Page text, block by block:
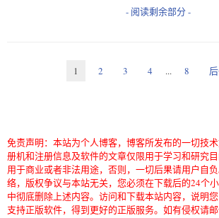
- 阅读剩余部分 -
1 2 3 4 ... 8
免责声明：本站为个人博客，博客所发布的一切技
册机和注册信息及软件的文章仅限用于学习和研究
用于商业或者非法用途，否则，一切后果请用户自
络，版权争议与本站无关，您必须在下载后的24个
中彻底删除上述内容。访问和下载本站内容，说明
支持正版软件，得到更好的正版服务。如有侵权请邮